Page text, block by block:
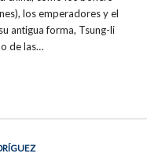
los emperadores y el
antigua forma, Tsung-li
de las…